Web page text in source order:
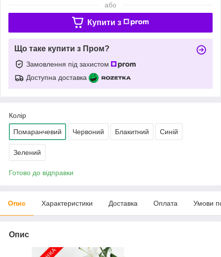
або
Купити з
Що таке купити з Пром?
Замовлення під захистом
Доступна доставка
Колір
Помаранчевий Червоний Блакитний Синій
Зелений
Готово до відправки
Опис Характеристики Доставка Оплата Умови
Опис